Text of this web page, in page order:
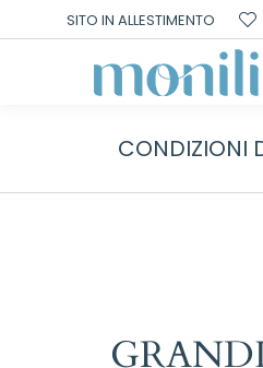
SITO IN ALLESTIMENTO
CONDIZIONI